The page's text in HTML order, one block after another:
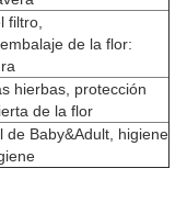
filtro,
de la flor:
hierbas, protección
de la flor
de Baby&Adult, higiene